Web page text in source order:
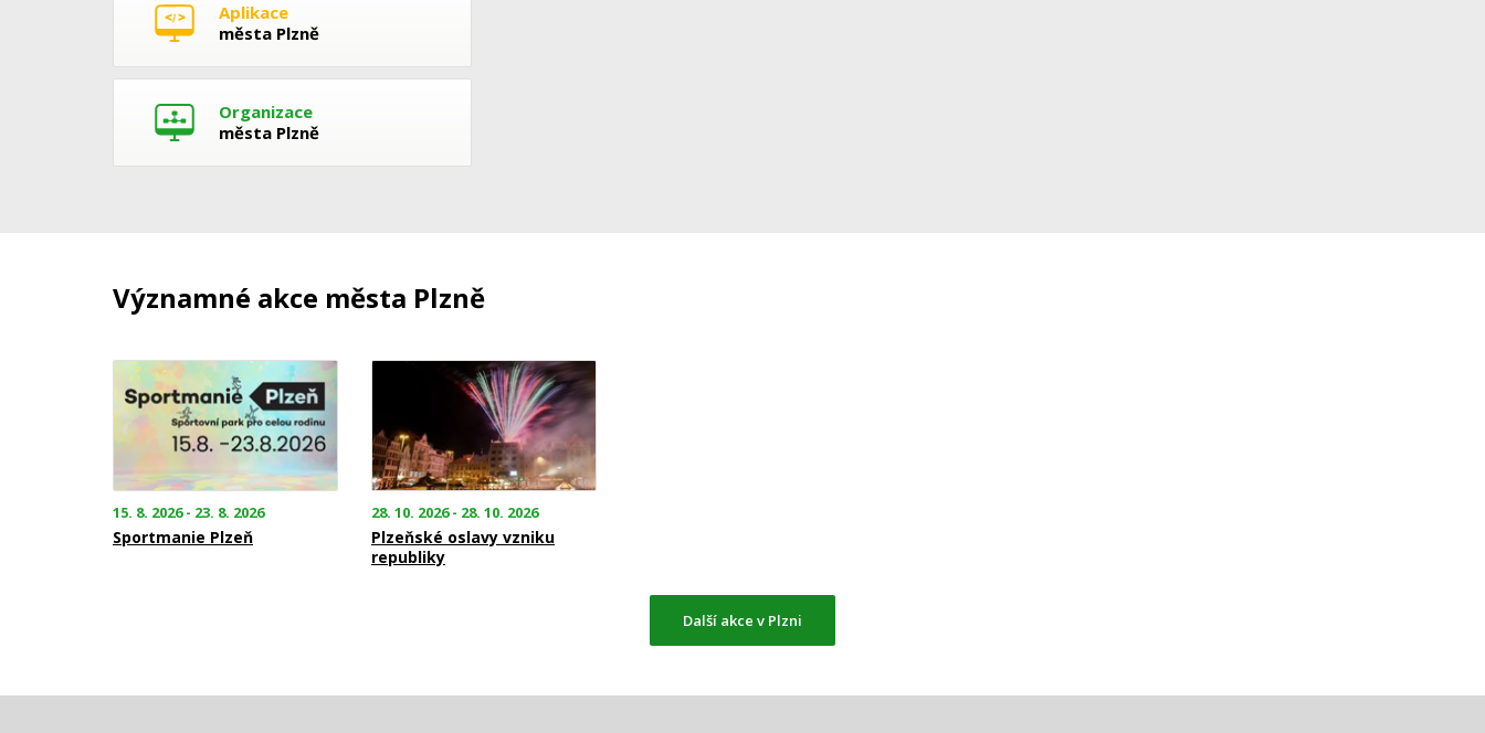
Aplikace
města Plzně
Organizace
města Plzně
Významné akce města Plzně
15. 8. 2026 - 23. 8. 2026
Sportmanie Plzeň
28. 10. 2026 - 28. 10. 2026
Plzeňské oslavy vzniku
republiky
Další akce v Plzni